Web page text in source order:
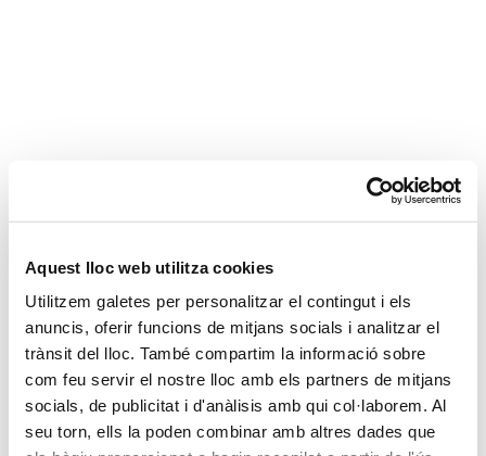
Aquest lloc web utilitza cookies
Utilitzem galetes per personalitzar el contingut i els
anuncis, oferir funcions de mitjans socials i analitzar el
trànsit del lloc. També compartim la informació sobre
com feu servir el nostre lloc amb els partners de mitjans
socials, de publicitat i d'anàlisis amb qui col·laborem. Al
seu torn, ells la poden combinar amb altres dades que